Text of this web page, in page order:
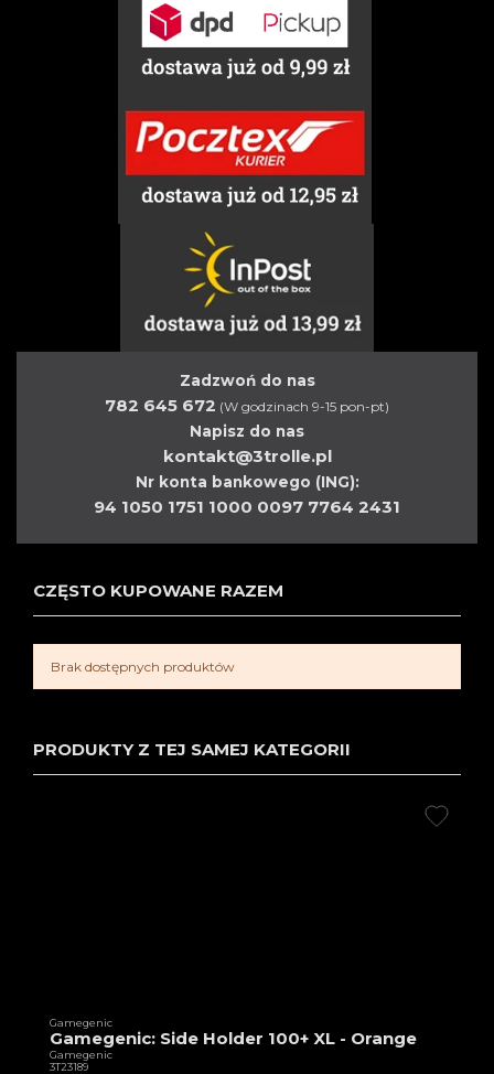
Zadzwoń do nas
782 645 672 (W godzinach 9-15 pon-pt)
Napisz do nas
kontakt@3trolle.pl
Nr konta bankowego (ING):
94 1050 1751 1000 0097 7764 2431
CZĘSTO KUPOWANE RAZEM
Brak dostępnych produktów
PRODUKTY Z TEJ SAMEJ KATEGORII
Gamegenic
Gamegenic: Side Holder 100+ XL - Orange
Gamegenic
3T23189